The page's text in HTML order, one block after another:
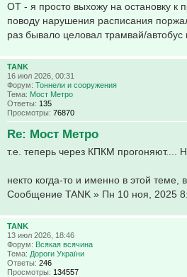
ОТ - я просто выхожу на остановку к
поводу нарушения расписания
раз бывало целовал трамвай/автобус
TANK
16 июл 2026, 00:31
Форум: Тоннели и сооружения
Тема: Мост Метро
Ответы: 135
Просмотры: 76870
Re: Мост Метро
т.е. теперь через КПКМ прогоняют....
некто когда-то и именно в этой теме,
Сообщение TANK » Пн 10 ноя, 2025
TANK
13 июл 2026, 18:46
Форум: Всякая всячина
Тема: Дороги України
Ответы: 246
Просмотры: 134557